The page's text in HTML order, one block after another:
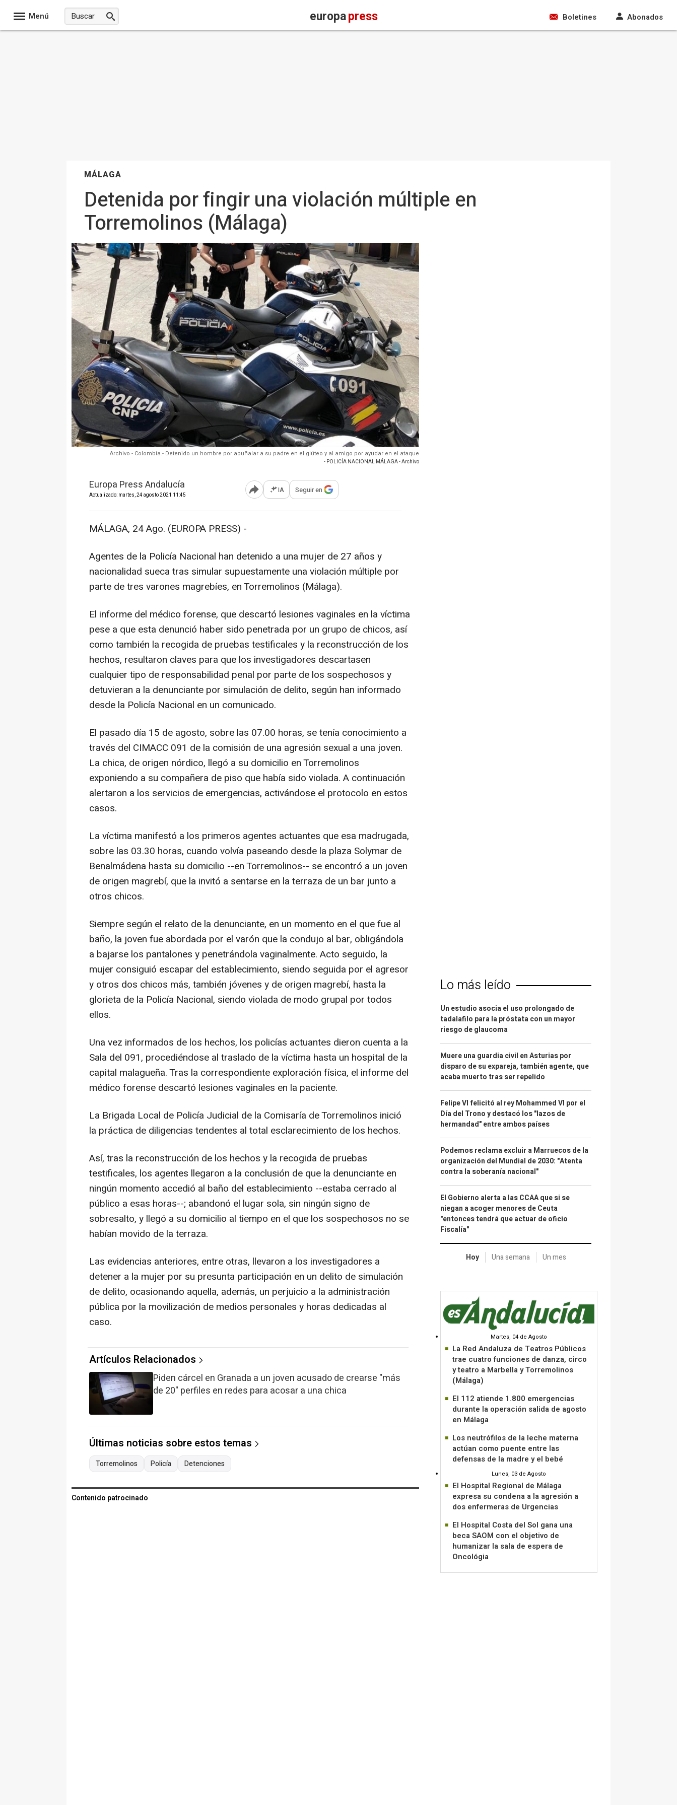
Menú europapress Boletines Abonados
MÁLAGA
Detenida por fingir una violación múltiple en
Torremolinos (Málaga)
Archivo - Colombia.- Detenido un hombre por apuñalar a su padre en el glúteo y al amigo por ayudar en el ataque
- POLICÍA NACIONAL MÁLAGA - Archivo
Europa Press Andalucía
Actualizado: martes, 24 agosto 2021 11:45 Abrir opciones para compartir
IA Seguir en
MÁLAGA, 24 Ago. (EUROPA PRESS) -
Agentes de la Policía Nacional han detenido a una mujer de 27 años y
nacionalidad sueca tras simular supuestamente una violación múltiple por
parte de tres varones magrebíes, en Torremolinos (Málaga).
El informe del médico forense, que descartó lesiones vaginales en la víctima
pese a que esta denunció haber sido penetrada por un grupo de chicos, así
como también la recogida de pruebas testificales y la reconstrucción de los
hechos, resultaron claves para que los investigadores descartasen
cualquier tipo de responsabilidad penal por parte de los sospechosos y
detuvieran a la denunciante por simulación de delito, según han informado
desde la Policía Nacional en un comunicado.
El pasado día 15 de agosto, sobre las 07.00 horas, se tenía conocimiento a
través del CIMACC 091 de la comisión de una agresión sexual a una joven.
La chica, de origen nórdico, llegó a su domicilio en Torremolinos
exponiendo a su compañera de piso que había sido violada. A continuación
alertaron a los servicios de emergencias, activándose el protocolo en estos
casos.
La víctima manifestó a los primeros agentes actuantes que esa madrugada,
sobre las 03.30 horas, cuando volvía paseando desde la plaza Solymar de
Benalmádena hasta su domicilio --en Torremolinos-- se encontró a un joven
de origen magrebí, que la invitó a sentarse en la terraza de un bar junto a
otros chicos.
Siempre según el relato de la denunciante, en un momento en el que fue al
baño, la joven fue abordada por el varón que la condujo al bar, obligándola
a bajarse los pantalones y penetrándola vaginalmente. Acto seguido, la
mujer consiguió escapar del establecimiento, siendo seguida por el agresor
y otros dos chicos más, también jóvenes y de origen magrebí, hasta la
glorieta de la Policía Nacional, siendo violada de modo grupal por todos
ellos.
Una vez informados de los hechos, los policías actuantes dieron cuenta a la
Sala del 091, procediéndose al traslado de la víctima hasta un hospital de la
capital malagueña. Tras la correspondiente exploración física, el informe del
médico forense descartó lesiones vaginales en la paciente.
La Brigada Local de Policía Judicial de la Comisaría de Torremolinos inició
la práctica de diligencias tendentes al total esclarecimiento de los hechos.
Así, tras la reconstrucción de los hechos y la recogida de pruebas
testificales, los agentes llegaron a la conclusión de que la denunciante en
ningún momento accedió al baño del establecimiento --estaba cerrado al
público a esas horas--; abandonó el lugar sola, sin ningún signo de
sobresalto, y llegó a su domicilio al tiempo en el que los sospechosos no se
habían movido de la terraza.
Las evidencias anteriores, entre otras, llevaron a los investigadores a
detener a la mujer por su presunta participación en un delito de simulación
de delito, ocasionando aquella, además, un perjuicio a la administración
pública por la movilización de medios personales y horas dedicadas al
caso.
Artículos Relacionados
Piden cárcel en Granada a un joven acusado de crearse "más
de 20" perfiles en redes para acosar a una chica
Últimas noticias sobre estos temas
Torremolinos Policía Detenciones
Contenido patrocinado
Lo más leído
Un estudio asocia el uso prolongado de
tadalafilo para la próstata con un mayor
riesgo de glaucoma
Muere una guardia civil en Asturias por
disparo de su expareja, también agente, que
acaba muerto tras ser repelido
Felipe VI felicitó al rey Mohammed VI por el
Día del Trono y destacó los "lazos de
hermandad" entre ambos países
Podemos reclama excluir a Marruecos de la
organización del Mundial de 2030: "Atenta
contra la soberanía nacional"
El Gobierno alerta a las CCAA que si se
niegan a acoger menores de Ceuta
"entonces tendrá que actuar de oficio
Fiscalía"
Hoy Una semana Un mes
Martes, 04 de Agosto
La Red Andaluza de Teatros Públicos
trae cuatro funciones de danza, circo
y teatro a Marbella y Torremolinos
(Málaga)
El 112 atiende 1.800 emergencias
durante la operación salida de agosto
en Málaga
Los neutrófilos de la leche materna
actúan como puente entre las
defensas de la madre y el bebé
Lunes, 03 de Agosto
El Hospital Regional de Málaga
expresa su condena a la agresión a
dos enfermeras de Urgencias
El Hospital Costa del Sol gana una
beca SAOM con el objetivo de
humanizar la sala de espera de
Oncológia